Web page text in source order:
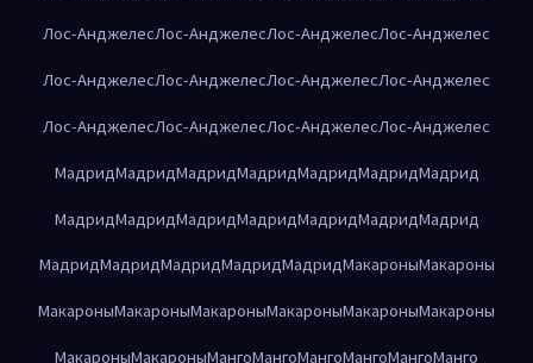
Лос-АнджелесЛос-АнджелесЛос-АнджелесЛос-Анджелес
Лос-АнджелесЛос-АнджелесЛос-АнджелесЛос-Анджелес
Лос-АнджелесЛос-АнджелесЛос-АнджелесЛос-Анджелес
МадридМадридМадридМадридМадридМадридМадрид
МадридМадридМадридМадридМадридМадридМадрид
МадридМадридМадридМадридМадридМакароныМакароны
МакароныМакароныМакароныМакароныМакароныМакароны
МакароныМакароныМангоМангоМангоМангоМангоМанго